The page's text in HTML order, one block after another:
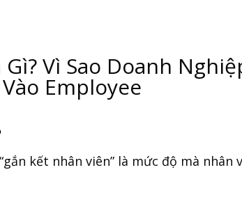
Vì Sao Doanh
Employee
kết nhân viên” là mức độ mà nhân